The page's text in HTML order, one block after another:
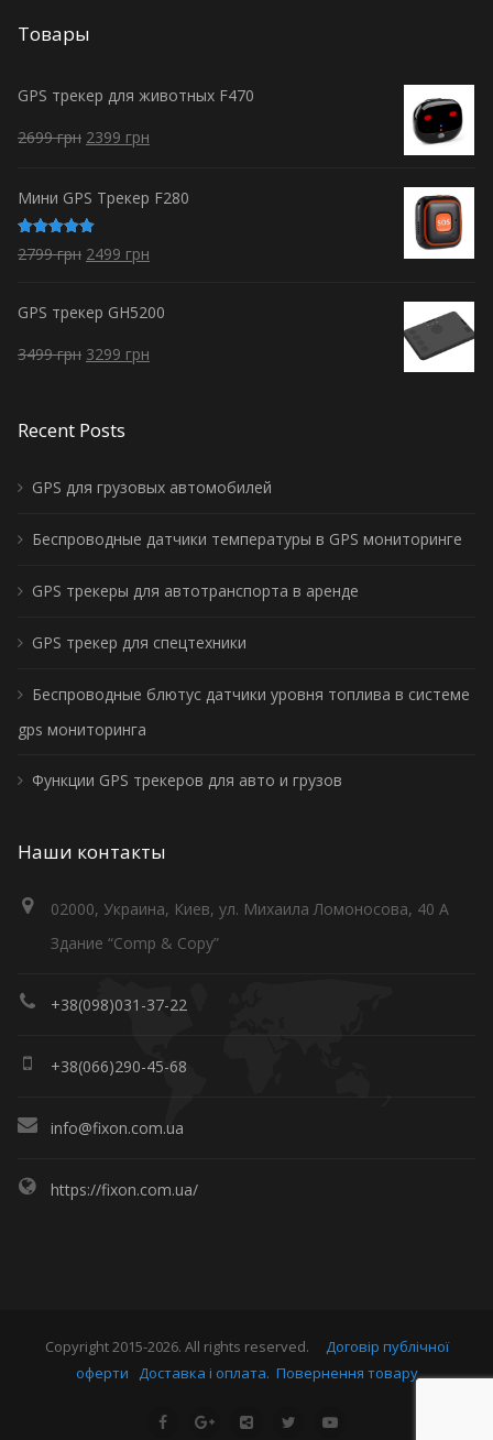
Товары
GPS трекер для животных F470
2699грн 2399 грн
Мини GPS Трекер F280
Оценка
5.00из 5
2799грн 2499 грн
GPS трекер GH5200
3499грн 3299 грн
Recent Posts
GPS для грузовых автомобилей
Беспроводные датчики температуры в GPS мониторинге
GPS трекеры для автотранспорта в аренде
GPS трекер для спецтехники
Беспроводные блютус датчики уровня топлива в системе
gps мониторинга
Функции GPS трекеров для авто и грузов
Наши контакты
02000, Украина, Киев, ул. Михаила Ломоносова, 40 А
Здание “Comp & Copy”
+38(098)031-37-22
+38(066)290-45-68
info@fixon.com.ua
https://fixon.com.ua/
Copyright 2015-2026. All rights reserved. Договір публічної
оферти Доставка і оплата. Повернення товару